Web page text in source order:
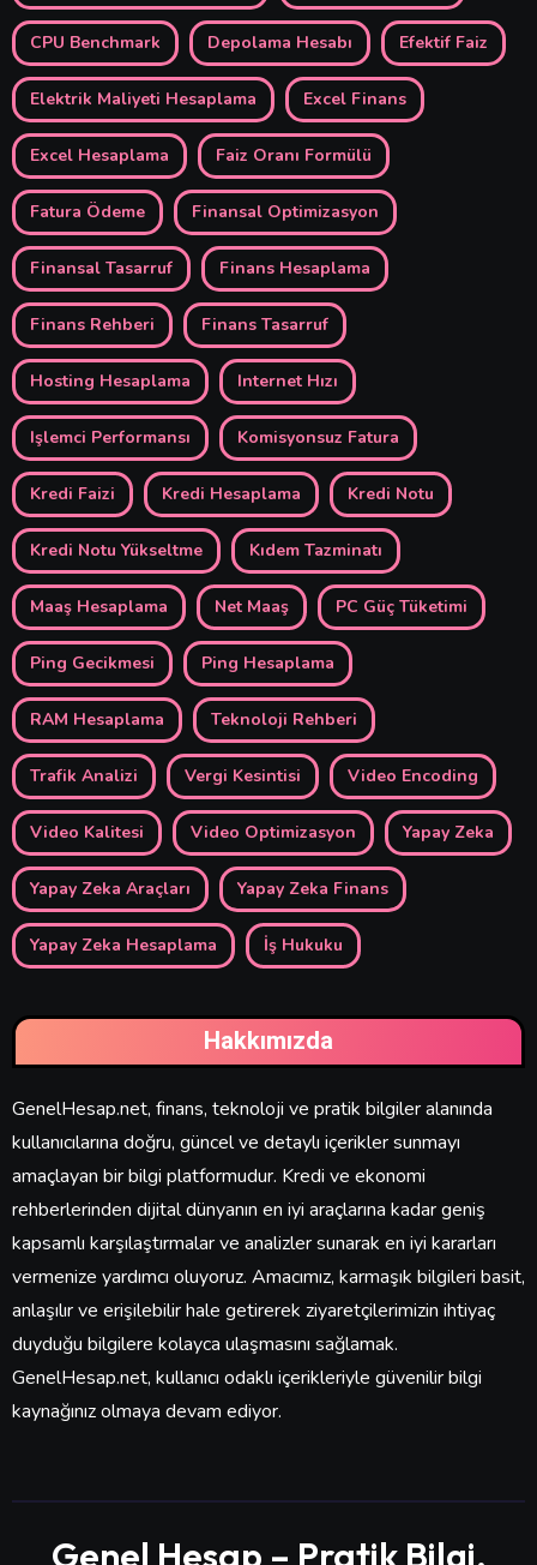
CPU Benchmark Depolama Hesabı Efektif Faiz
Elektrik Maliyeti Hesaplama Excel Finans
Excel Hesaplama Faiz Oranı Formülü
Fatura Ödeme Finansal Optimizasyon
Finansal Tasarruf Finans Hesaplama
Finans Rehberi Finans Tasarruf
Hosting Hesaplama Internet Hızı
Işlemci Performansı Komisyonsuz Fatura
Kredi Faizi Kredi Hesaplama Kredi Notu
Kredi Notu Yükseltme Kıdem Tazminatı
Maaş Hesaplama Net Maaş PC Güç Tüketimi
Ping Gecikmesi Ping Hesaplama
RAM Hesaplama Teknoloji Rehberi
Trafik Analizi Vergi Kesintisi Video Encoding
Video Kalitesi Video Optimizasyon Yapay Zeka
Yapay Zeka Araçları Yapay Zeka Finans
Yapay Zeka Hesaplama İş Hukuku
Hakkımızda
GenelHesap.net, finans, teknoloji ve pratik bilgiler alanında
kullanıcılarına doğru, güncel ve detaylı içerikler sunmayı
amaçlayan bir bilgi platformudur. Kredi ve ekonomi
rehberlerinden dijital dünyanın en iyi araçlarına kadar geniş
kapsamlı karşılaştırmalar ve analizler sunarak en iyi kararları
vermenize yardımcı oluyoruz. Amacımız, karmaşık bilgileri basit,
anlaşılır ve erişilebilir hale getirerek ziyaretçilerimizin ihtiyaç
duyduğu bilgilere kolayca ulaşmasını sağlamak.
GenelHesap.net, kullanıcı odaklı içerikleriyle güvenilir bilgi
kaynağınız olmaya devam ediyor.
Genel Hesap – Pratik Bilgi,